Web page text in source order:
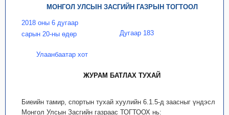
МОНГОЛ УЛСЫН ЗАСГИЙН ГАЗРЫН ТОГТООЛ
2018 оны 6 дугаар
сарын 20-ны өдөр
Дугаар 183
Улаанбаатар хот
ЖУРАМ БАТЛАХ ТУХАЙ
Биеийн тамир, спортын тухай хуулийн 6.1.5-д заасныг үндэслэн
Монгол Улсын Засгийн газраас ТОГТООХ нь: